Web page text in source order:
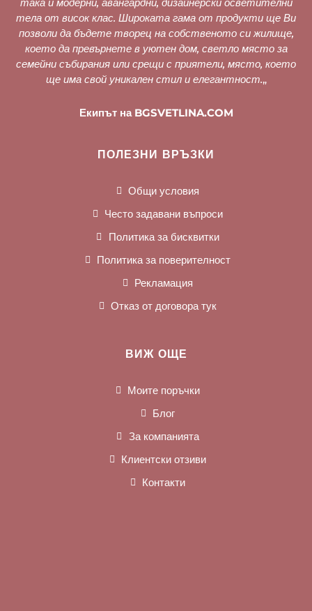
тела от висок клас. Широката гама от продукти ще Ви
позволи да бъдете творец на собственото си жилище,
което да превърнете в уютен дом, светло място за
семейни събирания или срещи с приятели, място, което
ще има свой уникален стил и елегантност.„
Екипът на BGSVETLINA.COM
ПОЛЕЗНИ ВРЪЗКИ
Общи условия
Често задавани въпроси
Политика за бисквитки
Политика за поверителност
Рекламация
Отказ от договора тук
ВИЖ ОЩЕ
Моите поръчки
Блог
За компанията
Клиентски отзиви
Контакти